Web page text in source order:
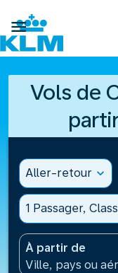

Vols de
Aller-retour expand_more
1 Passager,
À partir de
Ville, pays ou